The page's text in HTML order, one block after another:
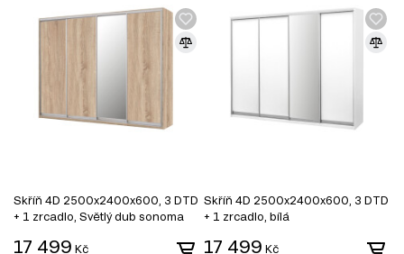
Skříň 4D 2500x2400x600, 3 DTD
+ 1 zrcadlo, Světlý dub sonoma
17 499 Kč
Skříň 4D 2500x2400x600, 3 DTD
+ 1 zrcadlo, bílá
17 499 Kč